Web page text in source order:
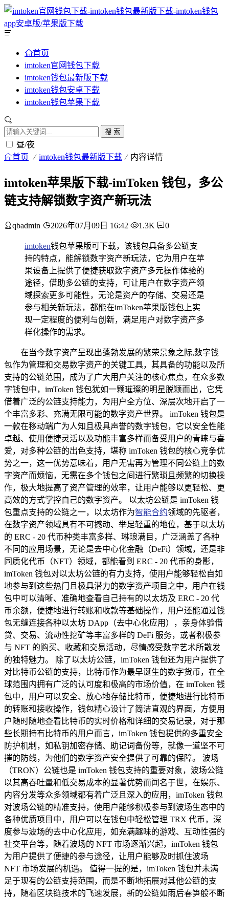
首页
imtoken官网钱包下载
imtoken钱包最新版下载
imtoken钱包安卓下载
imtoken钱包苹果下载
搜 索
昼/夜
首页 imtoken钱包最新版下载 内容详情
imtoken苹果版下载-imToken 钱包，多公
链支持解锁数字资产新玩法
qbadmin 2026年07月09日 16:42 1.3K 0
imtoken钱包苹果版可下载，该钱包具备多公链支
持的特点，能解锁数字资产新玩法，它为用户在苹
果设备上提供了便捷获取数字资产多元操作体验的
途径，借助多公链的支持，可让用户在数字资产领
域探索更多可能性，无论是资产的存储、交易还是
参与相关新玩法，都能在imToken苹果版钱包上实
现一定程度的便利与创新，满足用户对数字资产多
样化操作的需求。
在当今数字资产呈现出蓬勃发展的繁荣景象之际,数字钱
包作为管理和交易数字资产的关键工具，其具备的功能以及所
支持的公链范围，成为了广大用户关注的核心焦点，在众多数
字钱包中，imToken 钱包犹如一颗璀璨的明星脱颖而出，它凭
借着广泛的公链支持能力，为用户全方位、深层次地开启了一
个丰富多彩、充满无限可能的数字资产世界。 imToken 钱包是
一款在移动端广为人知且极具声誉的数字钱包，它以安全性能
卓越、使用便捷灵活以及功能丰富多样而备受用户的青睐与喜
爱，对多种公链的出色支持，堪称 imToken 钱包的核心竞争优
势之一，这一优势意味着，用户无需再为管理不同公链上的数
字资产而烦恼，无需在多个钱包之间进行繁琐且频繁的切换操
作，极大地提高了资产管理的效率，让用户能够以更轻松、更
高效的方式掌控自己的数字资产。 以太坊公链是 imToken 钱
包重点支持的公链之一，以太坊作为智能合约领域的先驱者，
在数字资产领域具有不可撼动、举足轻重的地位，基于以太坊
的 ERC - 20 代币种类丰富多样、琳琅满目，广泛涵盖了各种
不同的应用场景，无论是去中心化金融（DeFi）领域，还是非
同质化代币（NFT）领域，都能看到 ERC - 20 代币的身影，
imToken 钱包对以太坊公链的有力支持，使用户能够轻松自如
地参与到这些热门且极具潜力的数字资产项目之中，用户在钱
包中可以清晰、准确地查看自己持有的以太坊及 ERC - 20 代
币余额，便捷地进行转账和收款等基础操作，用户还能通过钱
包无缝连接各种以太坊 DApp（去中心化应用），亲身体验借
贷、交易、流动性挖矿等丰富多样的 DeFi 服务，或者积极参
与 NFT 的购买、收藏和交易活动，尽情感受数字艺术所散发
的独特魅力。 除了以太坊公链，imToken 钱包还为用户提供了
对比特币公链的支持，比特币作为最早诞生的数字货币，在全
球范围内拥有广泛的认可度和极高的市场价值，在 imToken 钱
包中，用户可以安全、放心地存储比特币，便捷地进行比特币
的转账和接收操作，钱包精心设计了简洁直观的界面，方便用
户随时随地查看比特币的实时价格和详细的交易记录，对于那
些长期持有比特币的用户而言，imToken 钱包提供的多重安全
防护机制，如私钥加密存储、助记词备份等，就像一道坚不可
摧的防线，为他们的数字资产安全提供了可靠的保障。 波场
（TRON）公链也是 imToken 钱包支持的重要对象，波场公链
以其高吞吐量和低交易成本的显著优势而闻名于世，在娱乐、
内容分发等众多领域都有着广泛且深入的应用，imToken 钱包
对波场公链的精准支持，使用户能够积极参与到波场生态中的
各种优质项目中，用户可以在钱包中轻松管理 TRX 代币，深
度参与波场的去中心化应用，如充满趣味的游戏、互动性强的
社交平台等，随着波场的 NFT 市场逐渐兴起，imToken 钱包
为用户提供了便捷的参与途径，让用户能够及时抓住波场
NFT 市场发展的机遇。 值得一提的是，imToken 钱包并未满
足于现有的公链支持范围，而是不断地拓展对其他公链的支
持，随着区块链技术的飞速发展，新的公链如雨后春笋般不断